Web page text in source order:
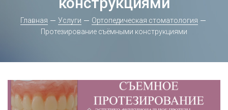
Главная Услуги
Ортопедическая стоматология
Протезирование съёмными конструкциями